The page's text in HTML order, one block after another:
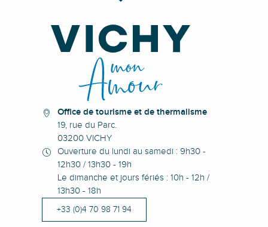
ibis Styles Vichy Centre
Flore – Hôtel & Jardin - The Originals Relais
Hôtel Arverna Cit'hotel Vichy
The Originals City Hôtel Harys
Office de tourisme et de thermalisme
19, rue du Parc.
03200 VICHY
Ouverture du lundi au samedi : 9h30 -
12h30 / 13h30 - 19h
Le dimanche et jours fériés : 10h - 12h /
13h30 - 18h
+33 (0)4 70 98 71 94